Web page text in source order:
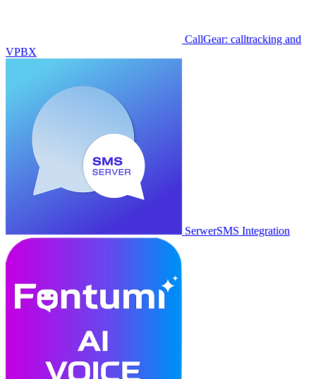
CallGear: calltracking and
VPBX
SerwerSMS Integration